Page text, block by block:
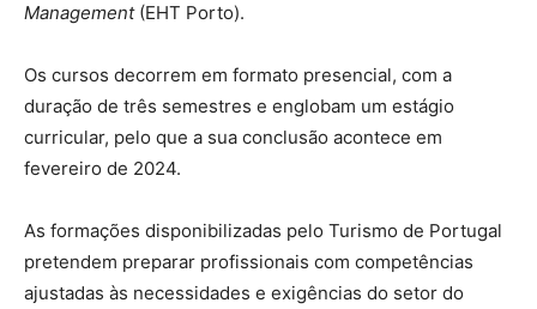
Management (EHT Porto).
Os cursos decorrem em formato presencial, com a
duração de três semestres e englobam um estágio
curricular, pelo que a sua conclusão acontece em
fevereiro de 2024.
As formações disponibilizadas pelo Turismo de Portugal
pretendem preparar profissionais com competências
ajustadas às necessidades e exigências do setor do